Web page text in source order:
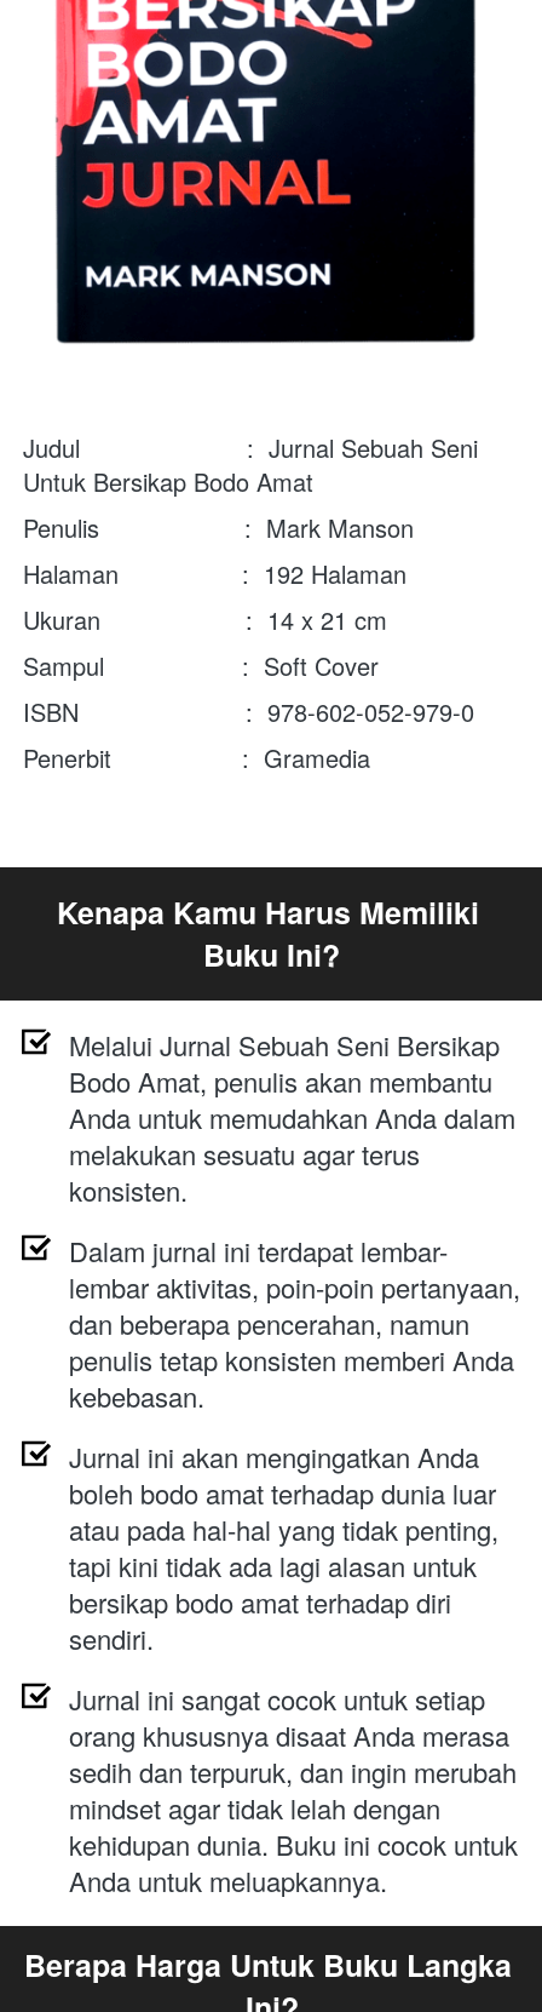
Judul                       : Jurnal Sebuah Seni
Untuk Bersikap Bodo Amat
Penulis                    :  Mark Manson
Halaman                 :  192 Halaman
Ukuran                    :  14 x 21 cm
Sampul                   :  Soft Cover
ISBN                       : 978-602-052-979-0
Penerbit                  : Gramedia
Kenapa Kamu Harus Memiliki
Buku Ini?
Melalui Jurnal Sebuah Seni Bersikap
Bodo Amat, penulis akan membantu
Anda untuk memudahkan Anda dalam
melakukan sesuatu agar terus
konsisten.
Dalam jurnal ini terdapat lembar-
lembar aktivitas, poin-poin pertanyaan,
dan beberapa pencerahan, namun
penulis tetap konsisten memberi Anda
kebebasan.
Jurnal ini akan mengingatkan Anda
boleh bodo amat terhadap dunia luar
atau pada hal-hal yang tidak penting,
tapi kini tidak ada lagi alasan untuk
bersikap bodo amat terhadap diri
sendiri.
Jurnal ini sangat cocok untuk setiap
orang khususnya disaat Anda merasa
sedih dan terpuruk, dan ingin merubah
mindset agar tidak lelah dengan
kehidupan dunia. Buku ini cocok untuk
Anda untuk meluapkannya.
Berapa Harga Untuk Buku Langka